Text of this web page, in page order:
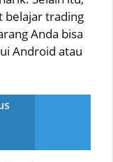
belajar trading
Anda bisa
Android atau